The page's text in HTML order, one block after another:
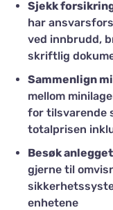
Sjekk
har
ved innbrudd,
skriftlig
Sammenlign
mellom
for tilsvarende
totalprisen
Besøk
gjerne til
enhetene